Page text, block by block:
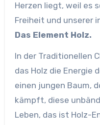
Herzen liegt, weil es
Freiheit und unserer
Das Element Holz.
In der Traditionellen
das Holz die Energie
einen jungen Baum,
kämpft, diese
Leben, das ist Holz-